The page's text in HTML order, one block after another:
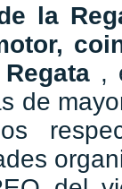
la
,
de